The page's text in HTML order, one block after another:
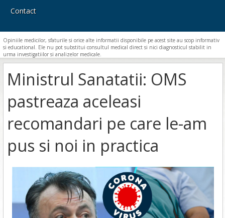
Contact
Opiniile medicilor, sfaturile si orice alte informatii disponibile pe acest site au scop informativ
si educational. Ele nu pot substitui consultul medical direct si nici diagnosticul stabilit in
urma investigatiilor si analizelor medicale.
Ministrul Sanatatii: OMS
pastreaza aceleasi
recomandari pe care le-am
pus si noi in practica